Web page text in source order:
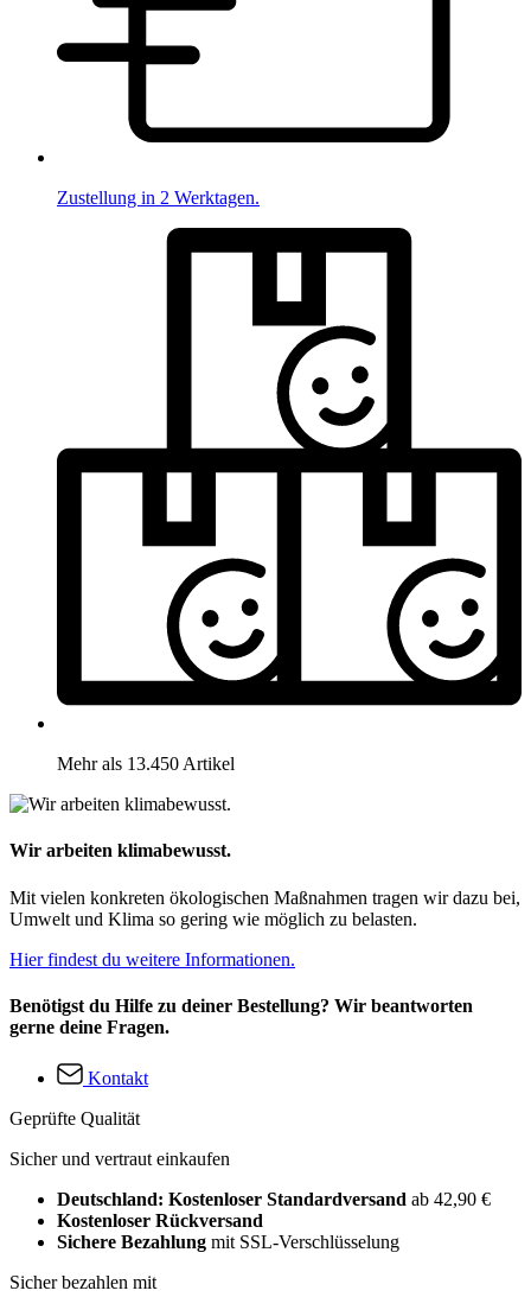
Zustellung in 2 Werktagen.
Mehr als 13.450 Artikel
Wir arbeiten klimabewusst.
Mit vielen konkreten ökologischen Maßnahmen tragen wir dazu bei,
Umwelt und Klima so gering wie möglich zu belasten.
Hier findest du weitere Informationen.
Benötigst du Hilfe zu deiner Bestellung? Wir beantworten
gerne deine Fragen.
Kontakt
Geprüfte Qualität
Sicher und vertraut einkaufen
Deutschland: Kostenloser Standardversand ab 42,90 €
Kostenloser Rückversand
Sichere Bezahlung mit SSL-Verschlüsselung
Sicher bezahlen mit